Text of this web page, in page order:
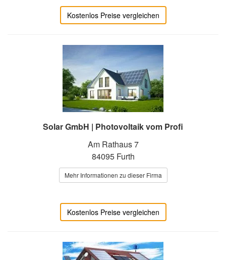
Kostenlos Preise vergleichen
Solar GmbH | Photovoltaik vom Profi
Am Rathaus 7
84095 Furth
Mehr Informationen zu dieser Firma
Kostenlos Preise vergleichen